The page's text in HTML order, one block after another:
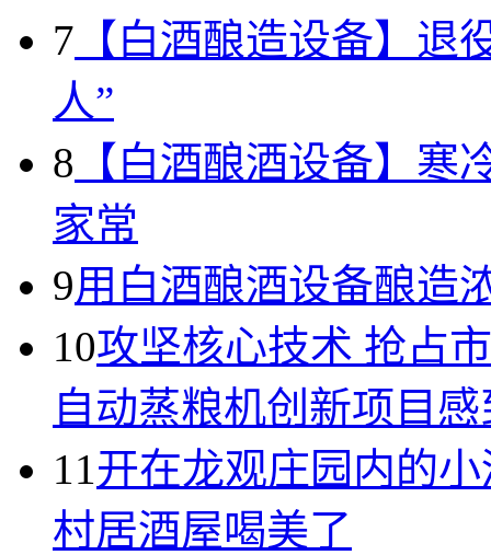
7 【白酒酿造设备】退
人”
8 【白酒酿酒设备】
家常
9用白酒酿酒设备酿造
10攻坚核心技术 抢占
自动蒸粮机创新项目
11开在龙观庄园内的
村居酒屋喝美了